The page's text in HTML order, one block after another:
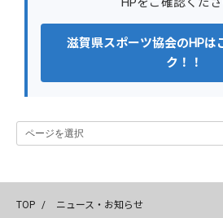
滋賀県スポーツ協会のHPは
ク！！
TOP / ニュース・お知らせ